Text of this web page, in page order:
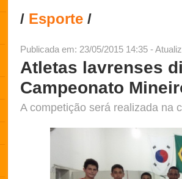
/ Esporte /
Publicada em: 23/05/2015 14:35 -
Atletas lavrenses
Campeonato
A competição será realizada na